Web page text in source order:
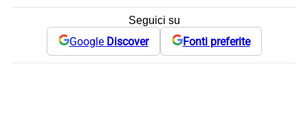
Seguici su
Google Discover Fonti preferite